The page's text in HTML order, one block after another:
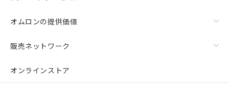
オムロンの提供価値
販売ネットワーク
オンラインストア